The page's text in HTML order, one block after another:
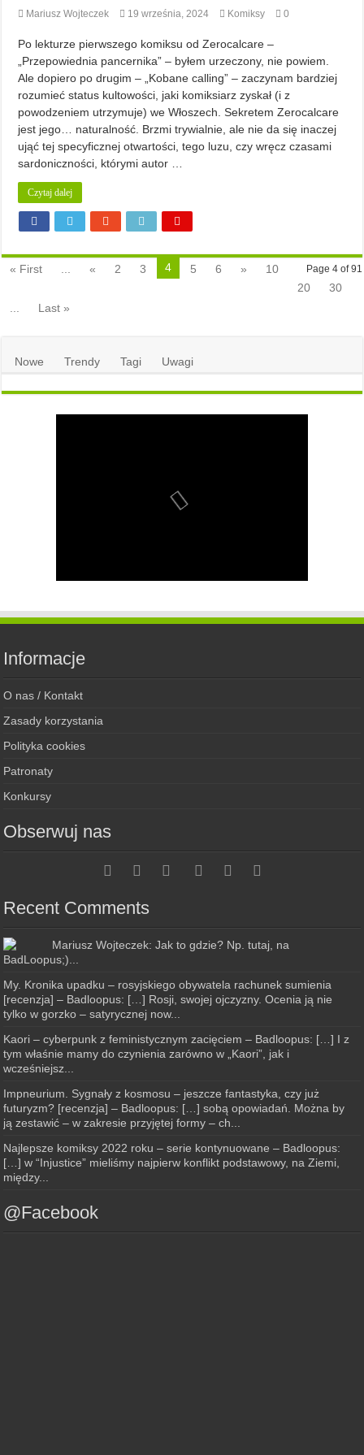
Mariusz Wojteczek 19 września, 2024 Komiksy 0
Po lekturze pierwszego komiksu od Zerocalcare –
„Przepowiednia pancernika” – byłem urzeczony, nie powiem.
Ale dopiero po drugim – „Kobane calling” – zaczynam bardziej
rozumieć status kultowości, jaki komiksiarz zyskał (i z
powodzeniem utrzymuje) we Włoszech. Sekretem Zerocalcare
jest jego… naturalność. Brzmi trywialnie, ale nie da się inaczej
ująć tej specyficznej otwartości, tego luzu, czy wręcz czasami
sardoniczności, którymi autor …
Czytaj dalej
Page 4 of 91
« First ... « 2 3 4 5 6 »
10
20
30
...
Last »
Nowe Trendy Tagi Uwagi
Informacje
O nas / Kontakt
Zasady korzystania
Polityka cookies
Patronaty
Konkursy
Obserwuj nas
Recent Comments
Mariusz Wojteczek: Jak to gdzie? Np. tutaj, na
BadLoopus;)...
My. Kronika upadku – rosyjskiego obywatela rachunek sumienia
[recenzja] – Badloopus: […] Rosji, swojej ojczyzny. Ocenia ją nie
tylko w gorzko – satyrycznej now...
Kaori – cyberpunk z feministycznym zacięciem – Badloopus: […] I z
tym właśnie mamy do czynienia zarówno w „Kaori”, jak i
wcześniejsz...
Impneurium. Sygnały z kosmosu – jeszcze fantastyka, czy już
futuryzm? [recenzja] – Badloopus: […] sobą opowiadań. Można by
ją zestawić – w zakresie przyjętej formy – ch...
Najlepsze komiksy 2022 roku – serie kontynuowane – Badloopus:
[…] w “Injustice” mieliśmy najpierw konflikt podstawowy, na Ziemi,
między...
@Facebook